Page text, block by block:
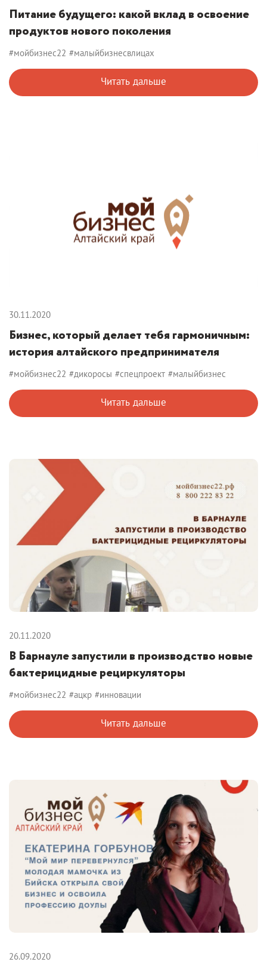
Питание будущего: какой вклад в освоение
продуктов нового поколения
#мойбизнес22 #малыйбизнесвлицах
Читать дальше
30.11.2020
Бизнес, который делает тебя гармоничным:
история алтайского предпринимателя
#мойбизнес22 #дикоросы #спецпроект #малыйбизнес
Читать дальше
20.11.2020
В Барнауле запустили в производство новые
бактерицидные рециркуляторы
#мойбизнес22 #ацкр #инновации
Читать дальше
26.09.2020